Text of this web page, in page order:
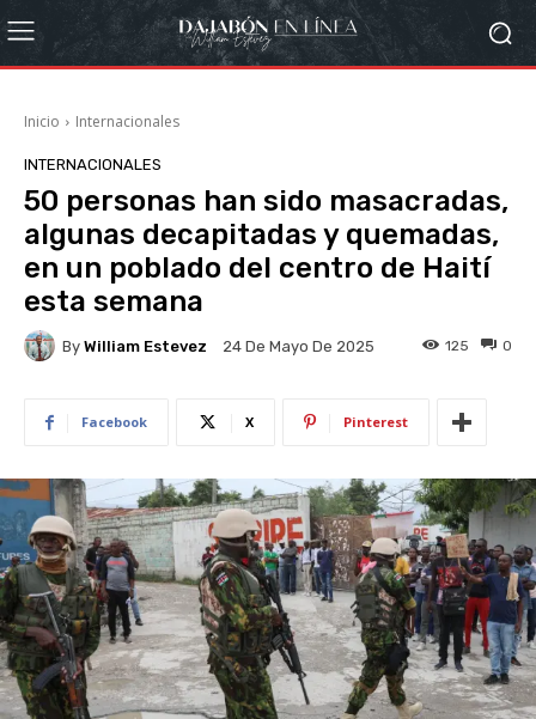
Inicio Internacionales
INTERNACIONALES
50 personas han sido masacradas,
algunas decapitadas y quemadas,
en un poblado del centro de Haití
esta semana
By William Estevez 24 De Mayo De 2025 0
125
Facebook X Pinterest